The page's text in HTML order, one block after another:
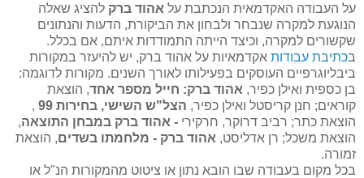
על העבודה האקדמאית הנכתבת על אהוד ברק להציג שאלה
הנוגעת למקרה שנבחר ולבחון את הביקורת, הדעות והנתונים
שקשורים למקרה, וכיצד הייתה התמודדות איתם, אם בכלל.
בכתיבת עבודות אקדמאיות על אהוד ברק, יש להיעזר במקורות
ביבליוגרפיים העוסקים בפעילותו לאורך השנים. מקורות לדוגמה:
בן כספית ואילן כפיר, אהוד ברק: חייל מספר אחד, הוצאת
קוראים; חנן קריסטל ואילן כפיר, הצל"ש השישי, בחירות 99
,
הוצאת כתר; רביב דרוקר, חרקירי - אהוד ברק במבחן התוצאה,
הוצאת משכל; רן אדליסט, אהוד ברק - מלחמתו בשדים, הוצאת
זמורה.
בכל מקום בעבודה שבו הובא נתון או ציטוט מהמקורות הנ"ל או